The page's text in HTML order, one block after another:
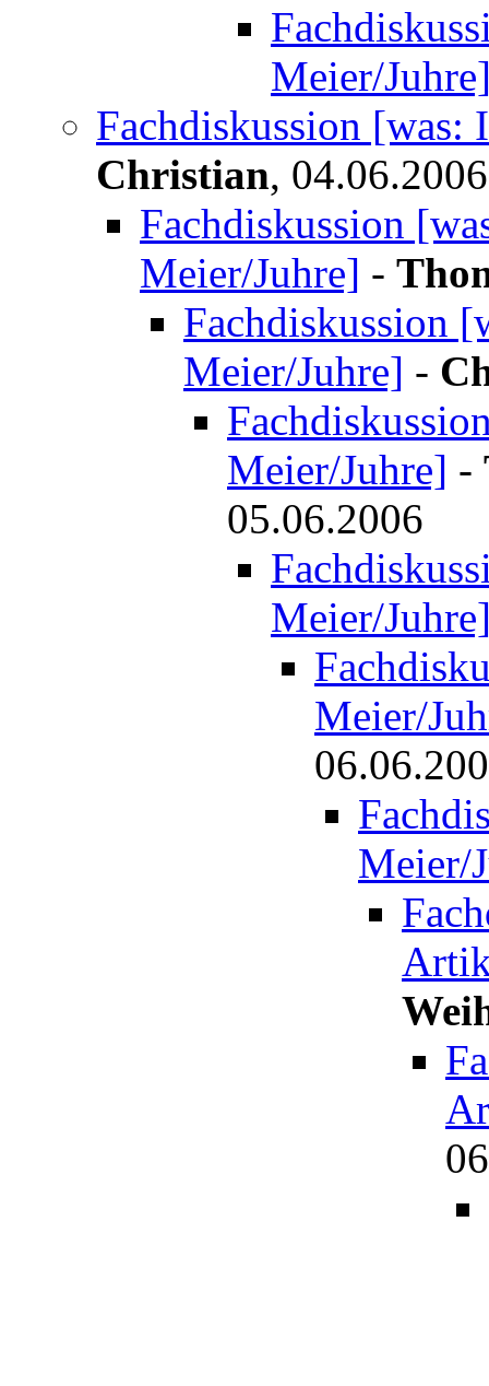
Meier/
Fachdiskussion
Christian, 04.06.2006
Fachdiskussion
Meier/Juhre] -
Fachdiskussion
Meier/Juhre] -
Meier/Juhre] -
05.06.2006
Meier/
Meier/
Meier/